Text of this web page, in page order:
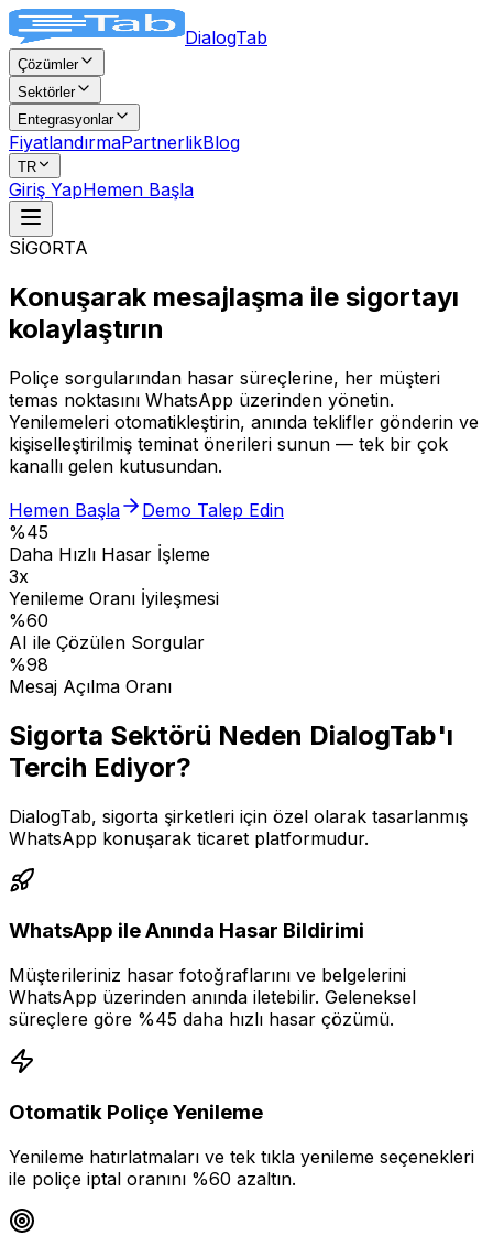
DialogTab
Çözümler
Sektörler
Entegrasyonlar
FiyatlandırmaPartnerlikBlog
TR
Giriş YapHemen Başla
SİGORTA
Konuşarak mesajlaşma ile sigortayı
kolaylaştırın
Poliçe sorgularından hasar süreçlerine, her müşteri
temas noktasını WhatsApp üzerinden yönetin.
Yenilemeleri otomatikleştirin, anında teklifler gönderin ve
kişiselleştirilmiş teminat önerileri sunun — tek bir çok
kanallı gelen kutusundan.
Hemen Başla
Demo Talep Edin
%45
Daha Hızlı Hasar İşleme
3x
Yenileme Oranı İyileşmesi
%60
AI ile Çözülen Sorgular
%98
Mesaj Açılma Oranı
Sigorta Sektörü Neden DialogTab'ı
Tercih Ediyor?
DialogTab, sigorta şirketleri için özel olarak tasarlanmış
WhatsApp konuşarak ticaret platformudur.
WhatsApp ile Anında Hasar Bildirimi
Müşterileriniz hasar fotoğraflarını ve belgelerini
WhatsApp üzerinden anında iletebilir. Geleneksel
süreçlere göre %45 daha hızlı hasar çözümü.
Otomatik Poliçe Yenileme
Yenileme hatırlatmaları ve tek tıkla yenileme seçenekleri
ile poliçe iptal oranını %60 azaltın.